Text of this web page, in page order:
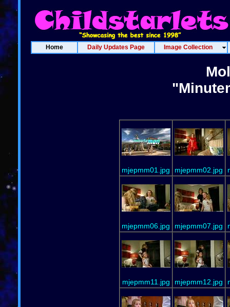
Home Daily Updates Page Image Collection
mjepmm01.jpg mjepmm02.jpg
mjepmm06.jpg mjepmm07.jpg
mjepmm11.jpg mjepmm12.jpg